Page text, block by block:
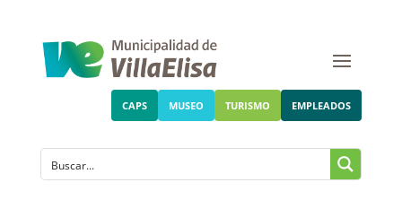
CAPS MUSEO TURISMO EMPLEADOS